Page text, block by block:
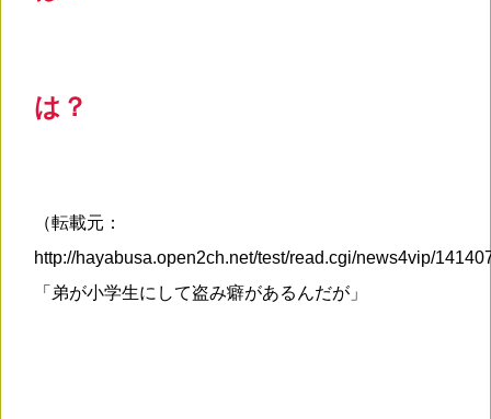
は？
（転載元：
http://hayabusa.open2ch.net/test/read.cgi/news4vip/
「弟が小学生にして盗み癖があるんだが」